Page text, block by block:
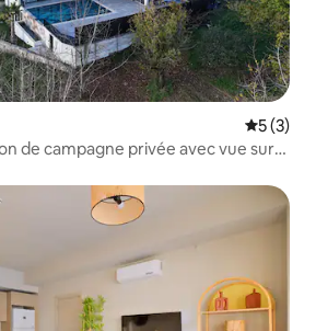
5 (3)
de campagne privée avec vue sur